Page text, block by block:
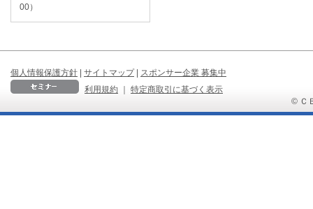
00）
個人情報保護方針 | サイトマップ | スポンサー企業 募集中
利用規約
｜
特定商取引に基づく表示
© Ｃ